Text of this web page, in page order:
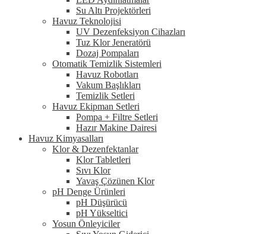
Su Altı Projektörleri
Havuz Teknolojisi
UV Dezenfeksiyon Cihazları
Tuz Klor Jeneratörü
Dozaj Pompaları
Otomatik Temizlik Sistemleri
Havuz Robotları
Vakum Başlıkları
Temizlik Setleri
Havuz Ekipman Setleri
Pompa + Filtre Setleri
Hazır Makine Dairesi
Havuz Kimyasalları
Klor & Dezenfektanlar
Klor Tabletleri
Sıvı Klor
Yavaş Çözünen Klor
pH Denge Ürünleri
pH Düşürücü
pH Yükseltici
Yosun Önleyiciler